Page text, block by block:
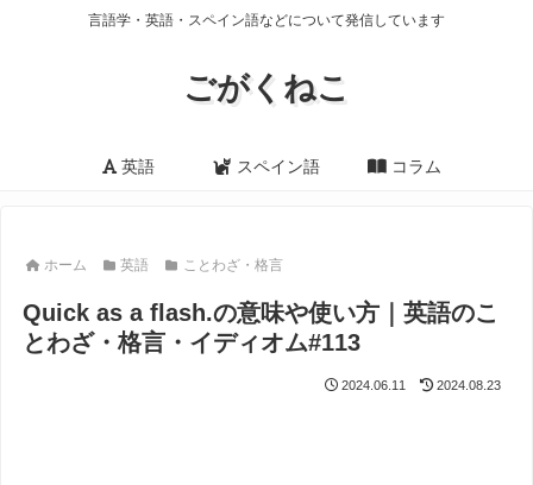
言語学・英語・スペイン語などについて発信しています
ごがくねこ
英語 スペイン語 コラム
ホーム 英語 ことわざ・格言
Quick as a flash.の意味や使い方｜英語のこ
とわざ・格言・イディオム#113
2024.06.11 2024.08.23